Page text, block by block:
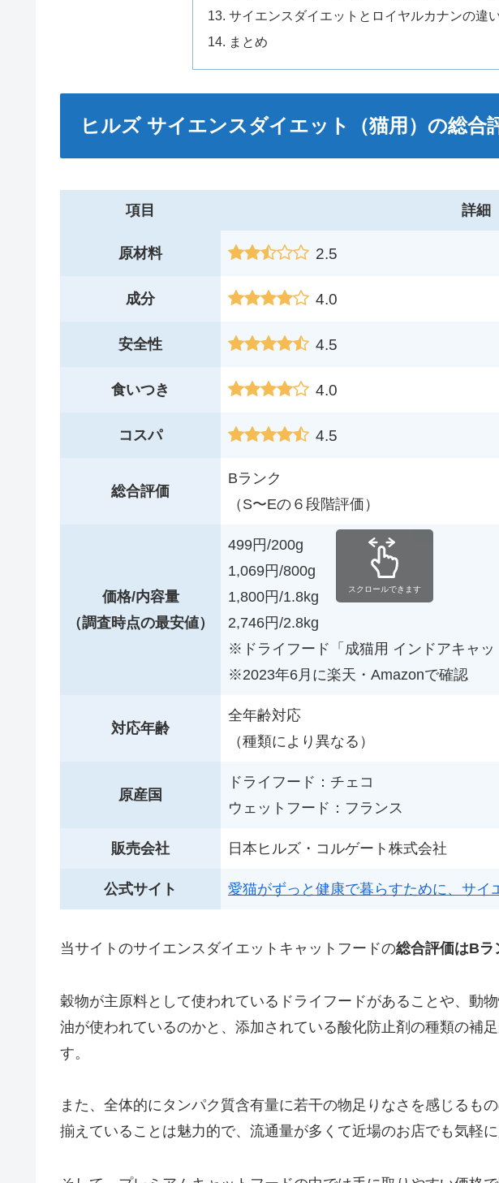
サイエンスダイエットとロイヤルカナンの違
まとめ
ヒルズ サイエンスダイエット（猫用）の総合
項目 詳細
原材料 2.5
成分 4.0
安全性 4.5
食いつき 4.0
コスパ 4.5
総合評価
Bランク
（S〜Eの６段階評価）
価格/内容量
（調査時点の最安値）
499円/200g
1,069円/800g
1,800円/1.8kg
2,746円/2.8kg
※ドライフード「成猫用 インドアキャッ
※2023年6月に楽天・Amazonで確認
対応年齢
全年齢対応
（種類により異なる）
原産国
ドライフード：チェコ
ウェットフード：フランス
販売会社 日本ヒルズ・コルゲート株式会社
公式サイト 愛猫がずっと健康で暮らすために、サイ
スクロールできます
当サイトのサイエンスダイエットキャットフードの総合評価はBラ
穀物が主原料として使われているドライフードがあることや、動
油が使われているのかと、添加されている酸化防止剤の種類の補
す。
また、全体的にタンパク質含有量に若干の物足りなさを感じるも
揃えていることは魅力的で、流通量が多くて近場のお店でも気軽